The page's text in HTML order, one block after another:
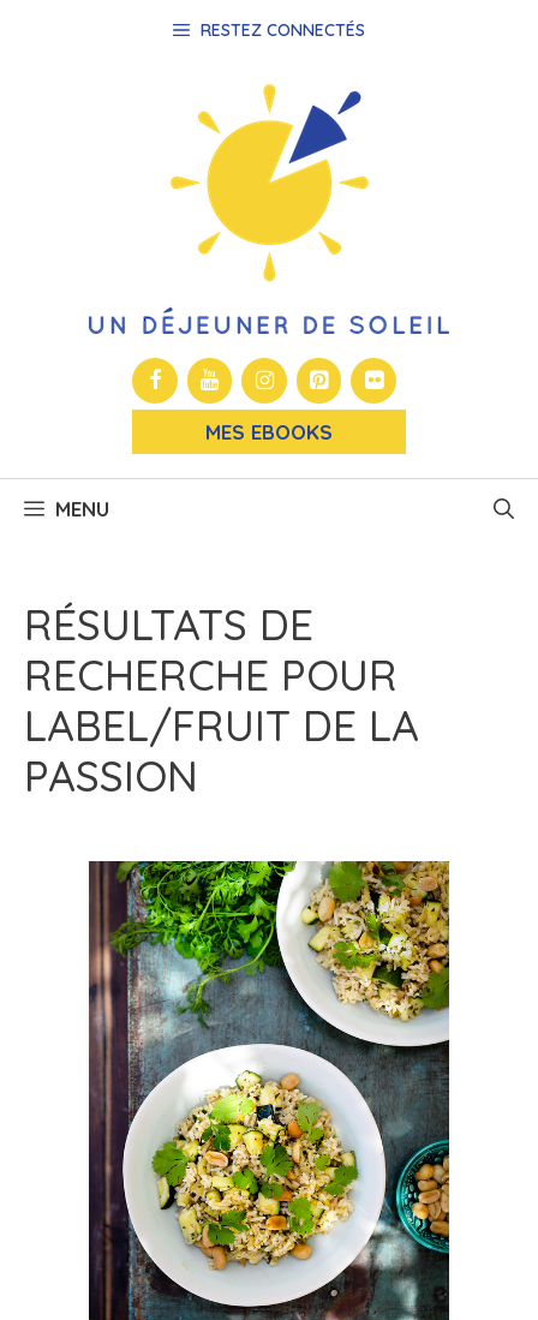
RESTEZ CONNECTÉS
MES EBOOKS
MENU
RÉSULTATS DE
RECHERCHE POUR
LABEL/FRUIT DE LA
PASSION